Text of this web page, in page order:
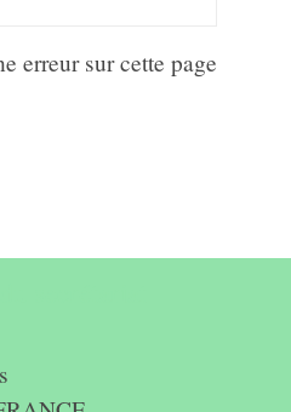
erreur sur cette page